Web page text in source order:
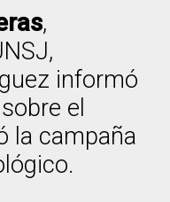
,
informó
el
la campaña